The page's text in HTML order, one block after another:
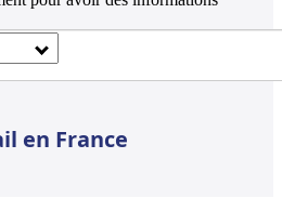
en France